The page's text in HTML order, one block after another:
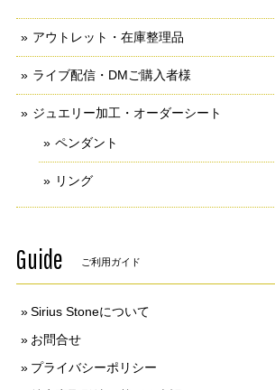
アウトレット・在庫整理品
ライブ配信・DMご購入者様
ジュエリー加工・オーダーシート
ペンダント
リング
Guide ご利用ガイド
Sirius Stoneについて
お問合せ
プライバシーポリシー